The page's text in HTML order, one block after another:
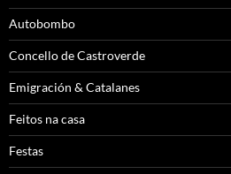
Autobombo
Concello de Castroverde
Emigración & Catalanes
Feitos na casa
Festas